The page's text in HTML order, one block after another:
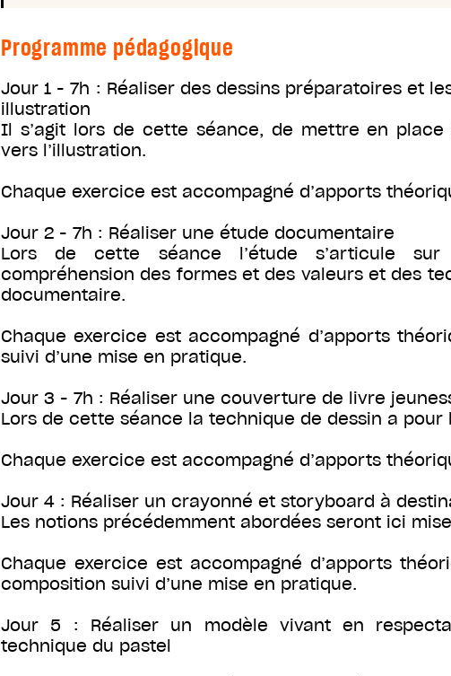
Programme pédagogique
Jour 1 - 7h : Réaliser des dessins préparatoires et
illustration
Il s’agit lors de cette séance, de mettre en
vers l’illustration.
Chaque exercice est accompagné d’apports
Jour 2 - 7h : Réaliser une étude documentaire
Lors de cette séance l’étude s’articule sur
compréhension des formes et des valeurs et des
documentaire.
Chaque exercice est accompagné d’apports
suivi d’une mise en pratique.
Jour 3 - 7h : Réaliser une couverture de livre
Lors de cette séance la technique de dessin a pour
Chaque exercice est accompagné d’apports
Jour 4 : Réaliser un crayonné et storyboard à
Les notions précédemment abordées seront ici
Chaque exercice est accompagné d’apports
composition suivi d’une mise en pratique.
Jour 5 : Réaliser un modèle vivant en
technique du pastel